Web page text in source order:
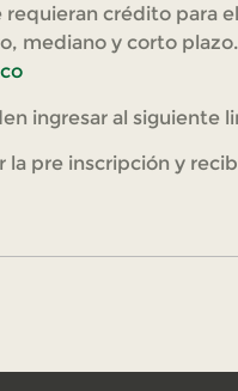
crédito para
mediano y corto
ingresar al siguiente
la pre inscripción y